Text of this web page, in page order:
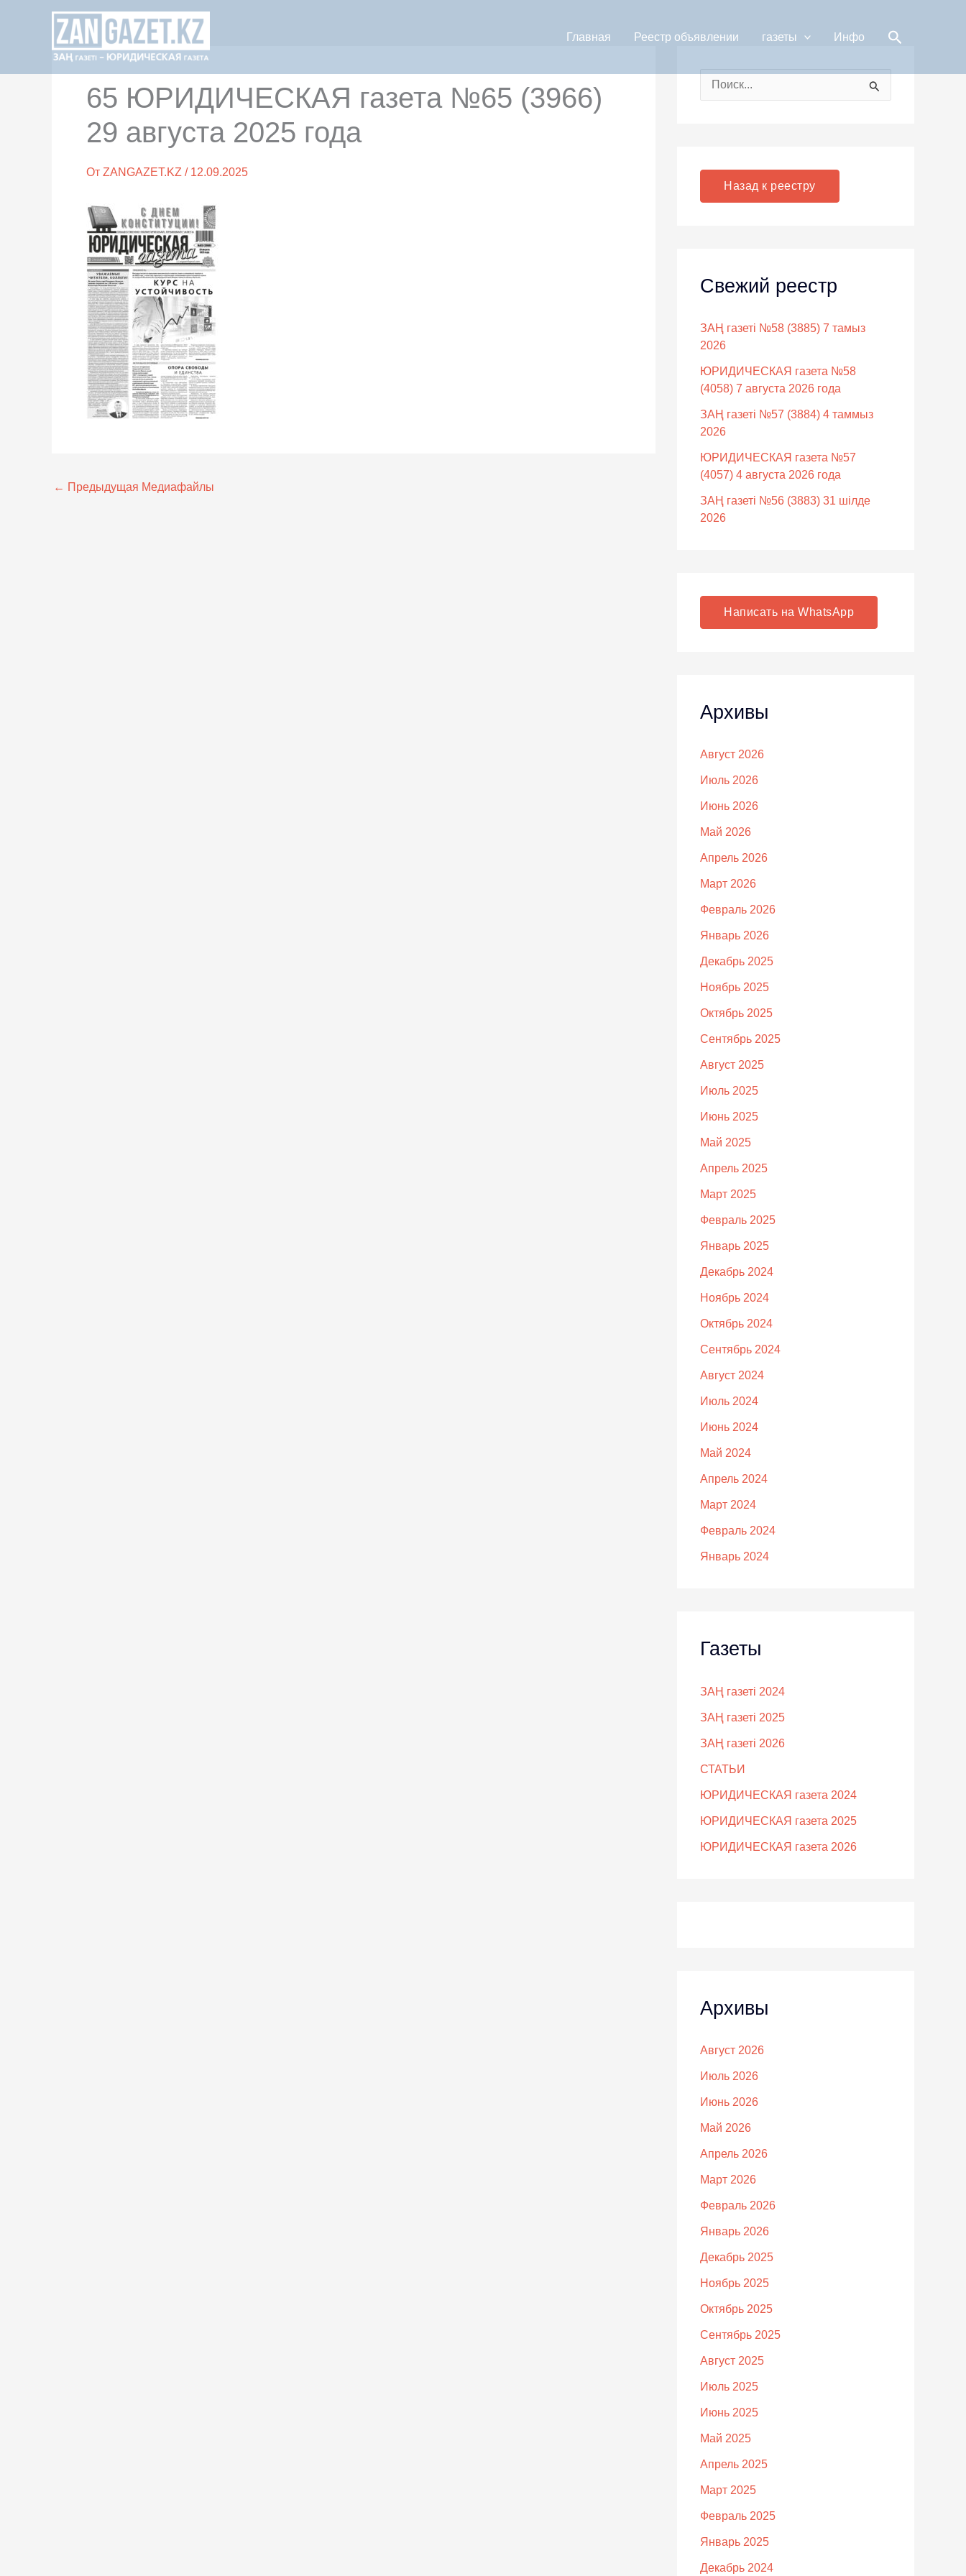
содержимому
Главная Реестр объявлении газеты Инфо Поиск
65 ЮРИДИЧЕСКАЯ газета №65 (3966)
29 августа 2025 года
От ZANGAZET.KZ / 12.09.2025
← Предыдущая Медиафайлы
:
Назад к реестру
Свежий реестр
ЗАҢ газеті №58 (3885) 7 тамыз
2026
ЮРИДИЧЕСКАЯ газета №58
(4058) 7 августа 2026 года
ЗАҢ газеті №57 (3884) 4 таммыз
2026
ЮРИДИЧЕСКАЯ газета №57
(4057) 4 августа 2026 года
ЗАҢ газеті №56 (3883) 31 шілде
2026
Написать на WhatsApp
Архивы
Август 2026
Июль 2026
Июнь 2026
Май 2026
Апрель 2026
Март 2026
Февраль 2026
Январь 2026
Декабрь 2025
Ноябрь 2025
Октябрь 2025
Сентябрь 2025
Август 2025
Июль 2025
Июнь 2025
Май 2025
Апрель 2025
Март 2025
Февраль 2025
Январь 2025
Декабрь 2024
Ноябрь 2024
Октябрь 2024
Сентябрь 2024
Август 2024
Июль 2024
Июнь 2024
Май 2024
Апрель 2024
Март 2024
Февраль 2024
Январь 2024
Газеты
ЗАҢ газеті 2024
ЗАҢ газеті 2025
ЗАҢ газеті 2026
СТАТЬИ
ЮРИДИЧЕСКАЯ газета 2024
ЮРИДИЧЕСКАЯ газета 2025
ЮРИДИЧЕСКАЯ газета 2026
Архивы
Август 2026
Июль 2026
Июнь 2026
Май 2026
Апрель 2026
Март 2026
Февраль 2026
Январь 2026
Декабрь 2025
Ноябрь 2025
Октябрь 2025
Сентябрь 2025
Август 2025
Июль 2025
Июнь 2025
Май 2025
Апрель 2025
Март 2025
Февраль 2025
Январь 2025
Декабрь 2024